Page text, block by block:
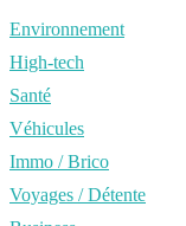
Environnement
High-tech
Santé
Véhicules
Immo / Brico
Voyages / Détente